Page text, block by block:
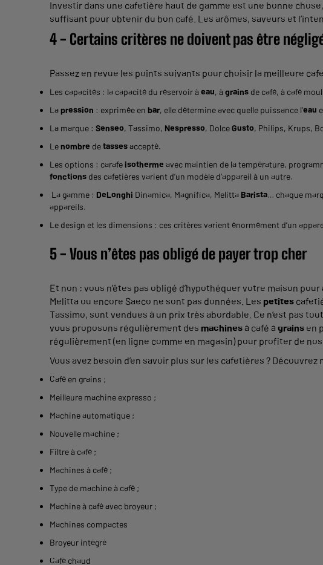
Investir dans une cafetière haut de gamme est une bonne
suffisant pour obtenir du bon café. Les arômes, saveurs et
4 - Certains critères ne doivent pas être
Passez en revue les points suivants pour choisir la meilleure
Les capacités : la capacité du réservoir àeau, àgrains de café, à café
Lapression : exprimée en bar, elle détermine avec quelle puissance l’eau
La marque : Senseo, Tassimo, Nespresso, DolceGusto, Philips, Krups,
Lenombre detassesaccepté.
Les options : carafeisotherme avec maintien de la température,
fonctions des cafetières varient d’un modèle d’appareil à un autre.
La gamme : DeLonghi Dinamica, Magnifica, Melitta Barista… chaque
appareils.
Le design et les dimensions : ces critères varient énormément d’un
5 - Vous n’êtes pas obligé de payer trop cher
Et non : vous n’êtes pas obligé d’hypothéquer votre maison pour
Melitta ou encore Saeco ne sont pas données. Les petites
Tassimo, sont vendues à un prix très abordable. Ce n’est pas
vous proposons régulièrement des machines à café à grains en
régulièrement (en ligne comme en magasin) pour profiter de
Vous avez besoin d’en savoir plus sur les cafetières ?
Café en grains ;
Meilleure machine expresso ;
Machine automatique ;
Nouvelle machine ;
Filtre à café ;
Machines à café ;
Type de machine à café ;
Machine à café avec broyeur ;
Machines compactes
Broyeur intégré
Café chaud